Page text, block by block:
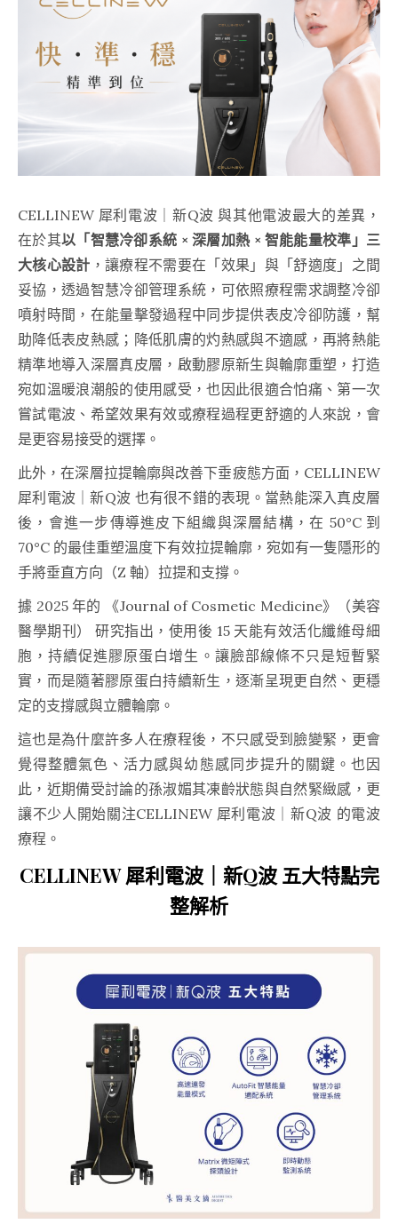
CELLINEW 犀利電波｜新Q波 與其他電波最大的差異，
在於其以「智慧冷卻系統 × 深層加熱 × 智能能量校準」三
大核心設計 ，讓療程不需要在「效果」與「舒適度」之間
妥協，透過智慧冷卻管理系統，可依照療程需求調整冷卻
噴射時間，在能量擊發過程中同步提供表皮冷卻防護，幫
助降低表皮熱感；降低肌膚的灼熱感與不適感，再將熱能
精準地導入深層真皮層，啟動膠原新生與輪廓重塑，打造
宛如溫暖浪潮般的使用感受，也因此很適合怕痛、第一次
嘗試電波、希望效果有效或療程過程更舒適的人來說，會
是更容易接受的選擇。
此外，在深層拉提輪廓與改善下垂疲態方面，CELLINEW
犀利電波｜新Q波 也有很不錯的表現。當熱能深入真皮層
後，會進一步傳導進皮下組織與深層結構，在 50°C 到
70°C 的最佳重塑溫度下有效拉提輪廓，宛如有一隻隱形的
手將垂直方向（Z 軸）拉提和支撐。
據 2025 年的 《Journal of Cosmetic Medicine》
（美容
醫學期刊） 研究指出，使用後 15 天能有效活化纖維母細
胞，持續促進膠原蛋白增生。讓臉部線條不只是短暫緊
實，而是隨著膠原蛋白持續新生，逐漸呈現更自然、更穩
定的支撐感與立體輪廓。
這也是為什麼許多人在療程後，不只感受到臉變緊，更會
覺得整體氣色、活力感與幼態感同步提升的關鍵。也因
此，近期備受討論的孫淑媚其凍齡狀態與自然緊緻感，更
讓不少人開始關注CELLINEW 犀利電波｜新Q波 的電波
療程。
CELLINEW 犀利電波｜新Q波 五大特點完
整解析